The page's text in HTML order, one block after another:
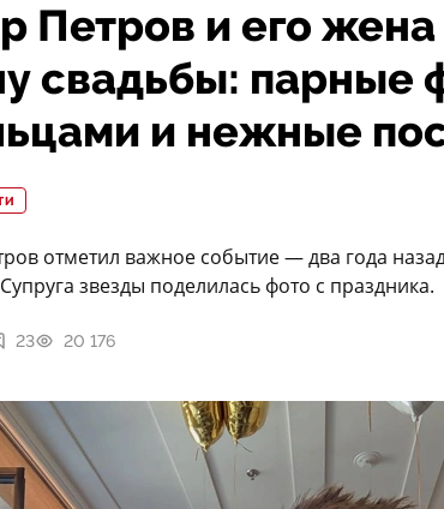
Петров и его
свадьбы: парные
и нежные
отметил важное событие — два года
звезды поделилась фото с праздника.
23 20 176